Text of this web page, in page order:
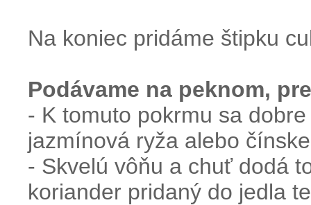
Na koniec pridáme štipku
Podávame na peknom,
- K tomuto pokrmu sa
jazmínová ryža alebo
- Skvelú vôňu a chuť dodá
koriander pridaný do jedla